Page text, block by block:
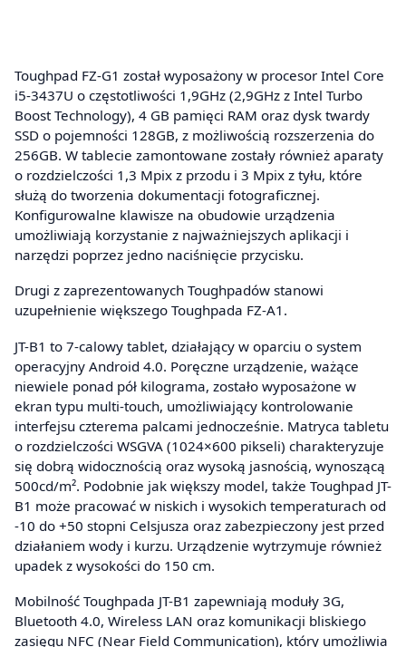
Toughpad FZ-G1 został wyposażony w procesor Intel Core
i5-3437U o częstotliwości 1,9GHz (2,9GHz z Intel Turbo
Boost Technology), 4 GB pamięci RAM oraz dysk twardy
SSD o pojemności 128GB, z możliwością rozszerzenia do
256GB. W tablecie zamontowane zostały również aparaty
o rozdzielczości 1,3 Mpix z przodu i 3 Mpix z tyłu, które
służą do tworzenia dokumentacji fotograficznej.
Konfigurowalne klawisze na obudowie urządzenia
umożliwiają korzystanie z najważniejszych aplikacji i
narzędzi poprzez jedno naciśnięcie przycisku.
Drugi z zaprezentowanych Toughpadów stanowi
uzupełnienie większego Toughpada FZ-A1.
JT-B1 to 7-calowy tablet, działający w oparciu o system
operacyjny Android 4.0. Poręczne urządzenie, ważące
niewiele ponad pół kilograma, zostało wyposażone w
ekran typu multi-touch, umożliwiający kontrolowanie
interfejsu czterema palcami jednocześnie. Matryca tabletu
o rozdzielczości WSGVA (1024×600 pikseli) charakteryzuje
się dobrą widocznością oraz wysoką jasnością, wynoszącą
500cd/m². Podobnie jak większy model, także Toughpad JT-
B1 może pracować w niskich i wysokich temperaturach od
-10 do +50 stopni Celsjusza oraz zabezpieczony jest przed
działaniem wody i kurzu. Urządzenie wytrzymuje również
upadek z wysokości do 150 cm.
Mobilność Toughpada JT-B1 zapewniają moduły 3G,
Bluetooth 4.0, Wireless LAN oraz komunikacji bliskiego
zasięgu NFC (Near Field Communication), który umożliwia